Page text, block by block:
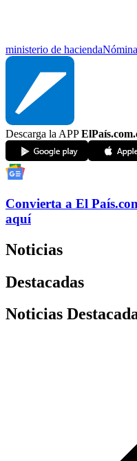
ministerio de haciendaNómina
Descarga la APP
Convierta a El País
aquí
Noticias
Destacadas
Noticias